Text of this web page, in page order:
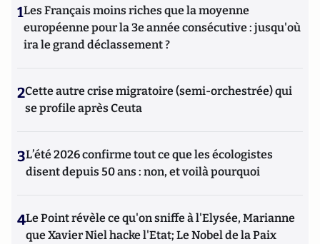
1Les Français moins riches que la moyenne
européenne pour la 3e année consécutive : jusqu'où
ira le grand déclassement ?
2Cette autre crise migratoire (semi-orchestrée) qui
se profile après Ceuta
3L’été 2026 confirme tout ce que les écologistes
disent depuis 50 ans : non, et voilà pourquoi
4Le Point révèle ce qu'on sniffe à l'Elysée, Marianne
que Xavier Niel hacke l'Etat; Le Nobel de la Paix